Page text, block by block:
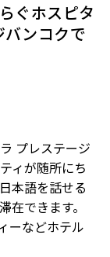
ぐホスピタ
ンコクで
プレステージ
ィが随所にち
本語を話せる
できます。
ーなどホテル